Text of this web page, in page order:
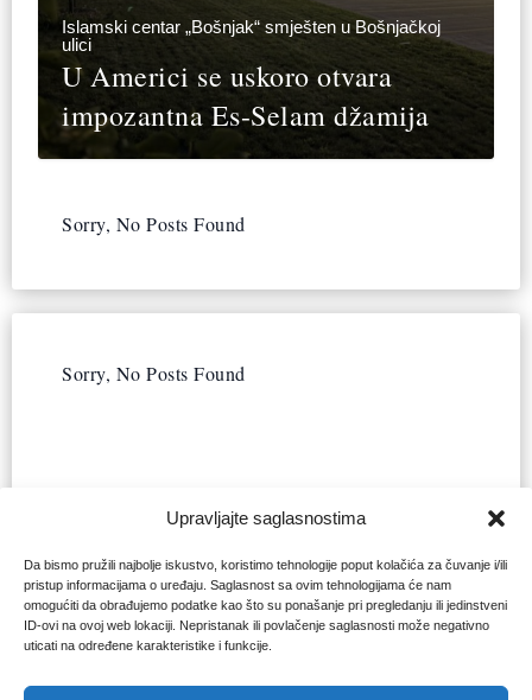
Upravljajte saglasnostima
Da bismo pružili najbolje iskustvo, koristimo tehnologije poput kolačića za čuvanje i/ili
pristup informacijama o uređaju. Saglasnost sa ovim tehnologijama će nam
omogućiti da obrađujemo podatke kao što su ponašanje pri pregledanju ili jedinstveni
ID-ovi na ovoj web lokaciji. Nepristanak ili povlačenje saglasnosti može negativno
uticati na određene karakteristike i funkcije.
Islamski centar „Bošnjak“ smješten u Bošnjačkoj
ulici
U Americi se uskoro otvara
impozantna Es-Selam džamija
Sorry, No Posts Found
Sorry, No Posts Found